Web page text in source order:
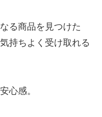
る商品を見つけた
持ちよく受け取れる
心感。